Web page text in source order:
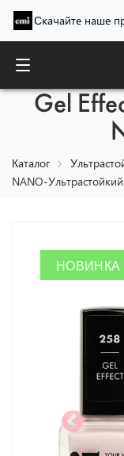
Скачайте наше
NANO-
Gel
Каталог
NANO-
НОВИНКА